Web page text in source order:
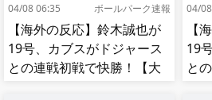
04/08 06:35 ボールパーク速報
【海外の反応】鈴木誠也が
19号、カブスがドジャース
との連戦初戦で快勝！【大
04/
【
19
と